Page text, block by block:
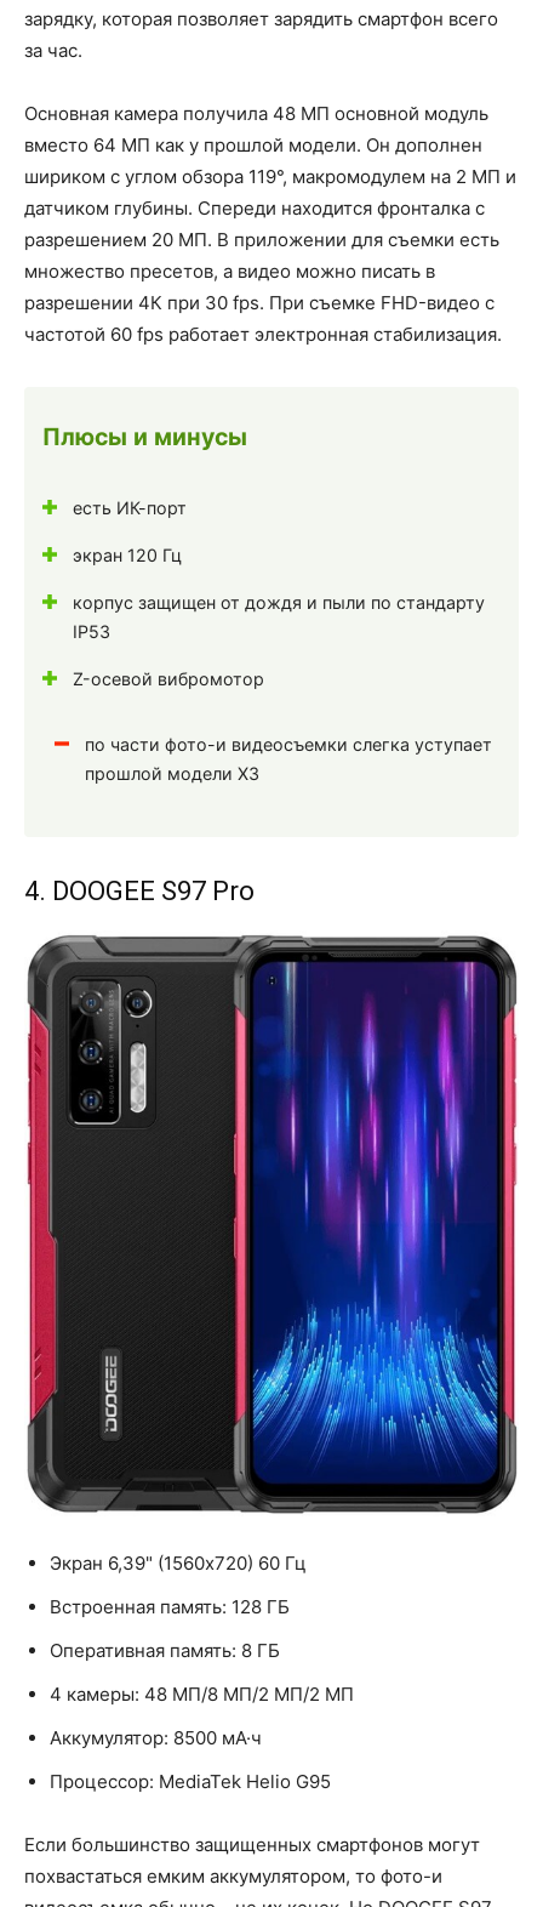
зарядку, которая позволяет зарядить смартфон всего
за час.
Основная камера получила 48 МП основной модуль
вместо 64 МП как у прошлой модели. Он дополнен
шириком с углом обзора 119°, макромодулем на 2 МП и
датчиком глубины. Спереди находится фронталка с
разрешением 20 МП. В приложении для съемки есть
множество пресетов, а видео можно писать в
разрешении 4К при 30 fps. При съемке FHD-видео с
частотой 60 fps работает электронная стабилизация.
Плюсы и минусы
есть ИК-порт
экран 120 Гц
корпус защищен от дождя и пыли по стандарту
IP53
Z-осевой вибромотор
по части фото-и видеосъемки слегка уступает
прошлой модели X3
4. DOOGEE S97 Pro
Экран 6,39" (1560x720) 60 Гц
Встроенная память: 128 ГБ
Оперативная память: 8 ГБ
4 камеры: 48 МП/8 МП/2 МП/2 МП
Аккумулятор: 8500 мА·ч
Процессор: MediaTek Helio G95
Если большинство защищенных смартфонов могут
похвастаться емким аккумулятором, то фото-и